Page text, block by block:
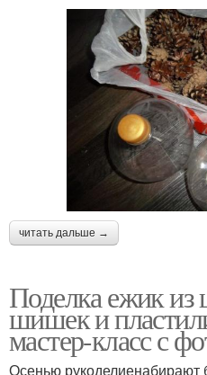
читать дальше →
Поделка ежик
шишек и
мастер-класс с
Осенью